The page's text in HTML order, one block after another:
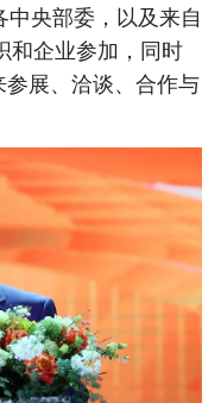
央部委，以及来自
和企业参加，同时
展、洽谈、合作与